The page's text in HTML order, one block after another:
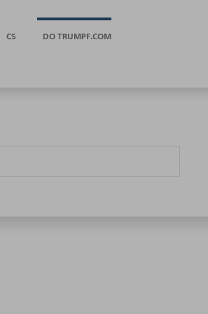
CS DO TRUMPF.COM